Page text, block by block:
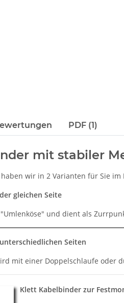
PDF (1)
mit stabiler
wir in 2 Varianten für Sie im
gleichen Seite
und dient als
Seiten
mit einer Doppelschlaufe oder
Klett Kabelbinder zur